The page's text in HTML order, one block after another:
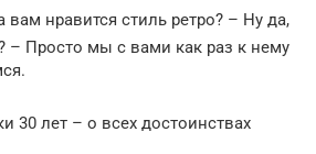
вам нравится стиль ретро? – Ну да,
– Просто мы с вами как раз к нему
30 лет – о всех достоинствах